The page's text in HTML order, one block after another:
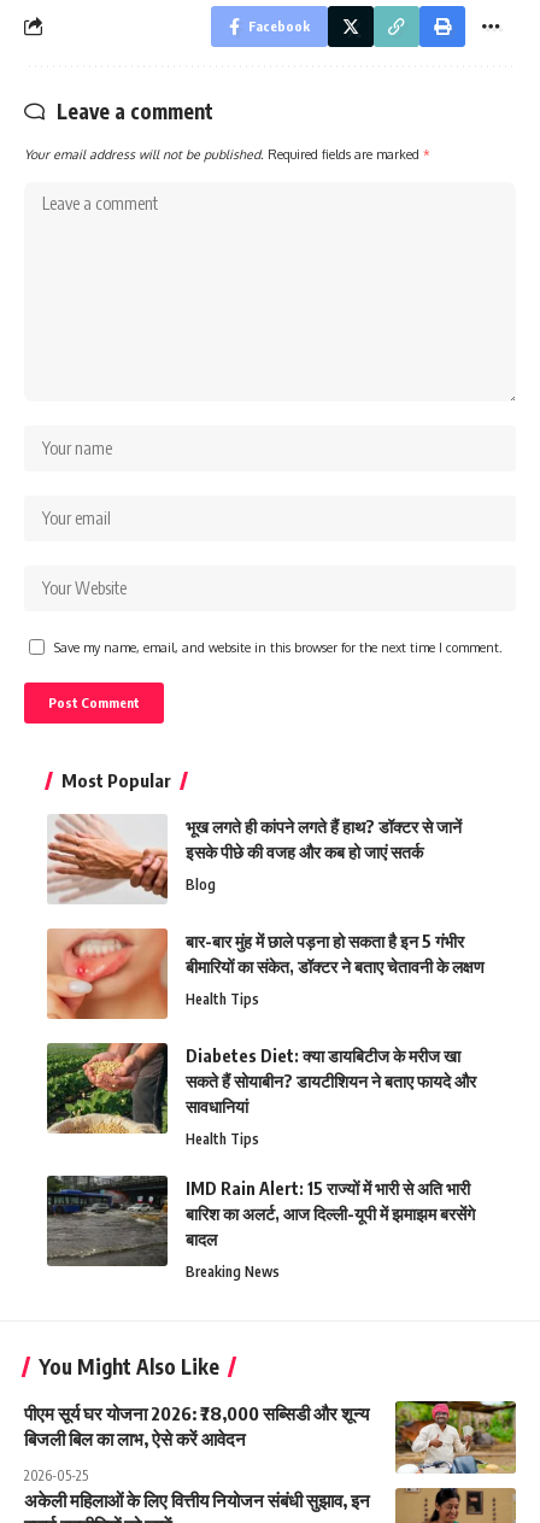
Facebook
Leave a comment
Your email address will not be published. Required fields are marked *
Save my name, email, and website in this browser for the next time I comment.
Most Popular
भूख लगते ही कांपने लगते हैं हाथ? डॉक्टर से जानें
इसके पीछे की वजह और कब हो जाएं सतर्क
Blog
बार-बार मुंह में छाले पड़ना हो सकता है इन 5 गंभीर
बीमारियों का संकेत, डॉक्टर ने बताए चेतावनी के लक्षण
Health Tips
Diabetes Diet: क्या डायबिटीज के मरीज खा
सकते हैं सोयाबीन? डायटीशियन ने बताए फायदे और
सावधानियां
Health Tips
IMD Rain Alert: 15 राज्यों में भारी से अति भारी
बारिश का अलर्ट, आज दिल्ली-यूपी में झमाझम बरसेंगे
बादल
Breaking News
You Might Also Like
पीएम सूर्य घर योजना 2026: ₹78,000 सब्सिडी और शून्य
बिजली बिल का लाभ, ऐसे करें आवेदन
2026-05-25
अकेली महिलाओं के लिए वित्तीय नियोजन संबंधी सुझाव, इन